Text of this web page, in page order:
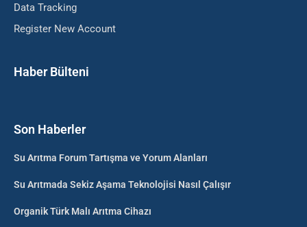
Data Tracking
Register New Account
Haber Bülteni
Son Haberler
Su Arıtma Forum Tartışma ve Yorum Alanları
Su Arıtmada Sekiz Aşama Teknolojisi Nasıl Çalışır
Organik Türk Malı Arıtma Cihazı